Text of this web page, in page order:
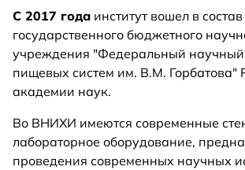
С 2017 года институт вошел в
государственного бюджетного
учреждения "Федеральный научный
пищевых систем им. В.М. Горбатова"
академии наук.
Во ВНИХИ имеются современные
лабораторное оборудование,
проведения современных научных